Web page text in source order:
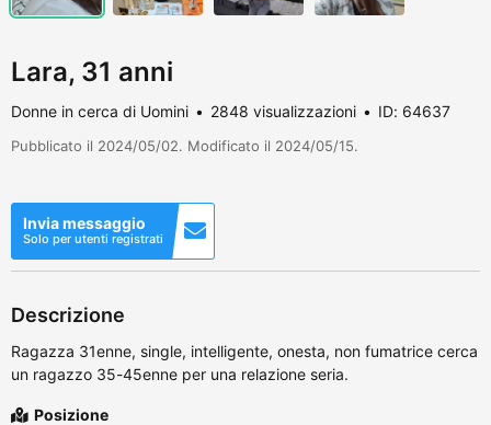
Lara, 31 anni
Donne in cerca di Uomini 2848 visualizzazioni ID: 64637
Pubblicato il 2024/05/02. Modificato il 2024/05/15.
Invia messaggio
Solo per utenti registrati
Descrizione
Ragazza 31enne, single, intelligente, onesta, non fumatrice cerca
un ragazzo 35-45enne per una relazione seria.
Posizione